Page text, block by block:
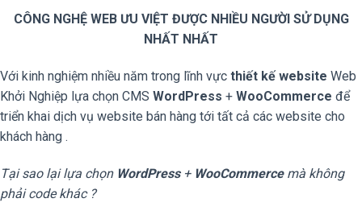
CÔNG NGHỆ WEB ƯU VIỆT ĐƯỢC NHIỀU NGƯỜI SỬ DỤNG
NHẤT NHẤT
Với kinh nghiệm nhiều năm trong lĩnh vực thiết kế website Web
Khởi Nghiệp lựa chọn CMS WordPress + WooCommerce để
triển khai dịch vụ website bán hàng tới tất cả các website cho
khách hàng .
Tại sao lại lựa chọn WordPress+ WooCommercemà không
phải code khác ?